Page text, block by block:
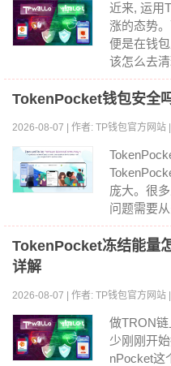
近来, 运用
涨的态势
便是在钱
该怎么去
TokenPocket钱包安全
2026-08-07 | 作者: TP钱包官方网站 |
庞大。很
问题需要
TokenPocket冻结能量
详解
2026-08-07 | 作者: TP钱包官方网站 |
做TRON
少刚刚开
nPocket这